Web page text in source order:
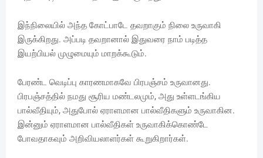
இந்நிலையில் அந்த கோட்பாடே தவறாகும் நிலை உருவாகி
இருக்கிறது. அப்படி தவறானால் இதுவரை நாம் படித்த
இயற்பியல் முழுமையும் மாறக்கூடும்.
பேரண்ட வெடிப்பு காரணமாகவே பிரபஞ்சம் உருவானது.
பிரபஞ்சத்தில் நமது சூரிய மண்டலமும், அது உள்ளடங்கிய
பால்வீதியும், அதுபோல் ஏராளமான பால்வீதிகளும் உருவாகின.
இன்னும் ஏராளமான பால்வீதிகள் உருவாகிக்கொண்டே
போவதாகவும் அறிவியலாளர்கள் கூறுகிறார்கள்.